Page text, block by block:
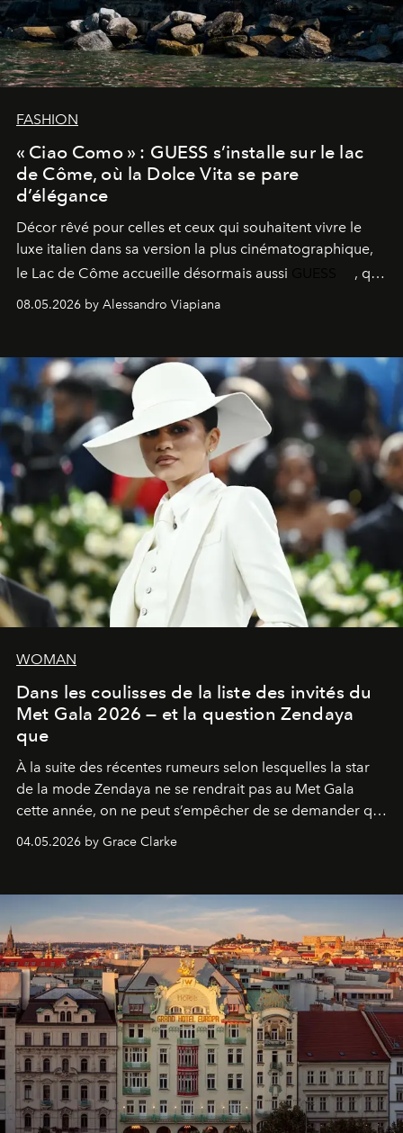
FASHION
« Ciao Como » : GUESS s’installe sur le lac
de Côme, où la Dolce Vita se pare
d’élégance
Décor rêvé pour celles et ceux qui souhaitent vivre le
luxe italien dans sa version la plus cinématographique,
le Lac de Côme accueille désormais aussi
, qui
signe un takeover entre boutiques, hôtels, bateaux et
fragrances. L’une des opérations de style les plus
08.05.2026 by Alessandro Viapiana
WOMAN
Dans les coulisses de la liste des invités du
Met Gala 2026 — et la question Zendaya
que
À la suite des récentes rumeurs selon lesquelles la star
de la mode Zendaya ne se rendrait pas au Met Gala
cette année, on ne peut s’empêcher de se demander qui
sera présent.
04.05.2026 by Grace Clarke